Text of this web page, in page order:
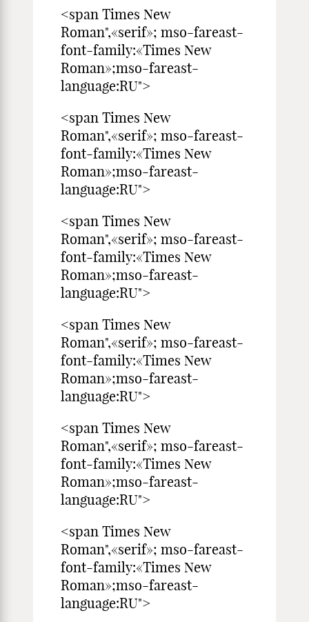
<span Times New
Roman",«serif»; mso-fareast-
font-family:«Times New
Roman»;mso-fareast-
language:RU">
<span Times New
Roman",«serif»; mso-fareast-
font-family:«Times New
Roman»;mso-fareast-
language:RU">
<span Times New
Roman",«serif»; mso-fareast-
font-family:«Times New
Roman»;mso-fareast-
language:RU">
<span Times New
Roman",«serif»; mso-fareast-
font-family:«Times New
Roman»;mso-fareast-
language:RU">
<span Times New
Roman",«serif»; mso-fareast-
font-family:«Times New
Roman»;mso-fareast-
language:RU">
<span Times New
Roman",«serif»; mso-fareast-
font-family:«Times New
Roman»;mso-fareast-
language:RU">